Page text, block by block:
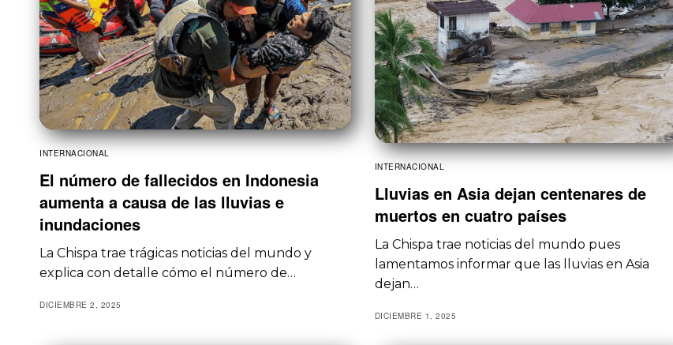
INTERNACIONAL
El número de fallecidos en Indonesia
aumenta a causa de las lluvias e
inundaciones
La Chispa trae trágicas noticias del mundo y
explica con detalle cómo el número de…
DICIEMBRE 2, 2025
INTERNACIONAL
Lluvias en Asia dejan centenares de
muertos en cuatro países
La Chispa trae noticias del mundo pues
lamentamos informar que las lluvias en Asia
dejan…
DICIEMBRE 1, 2025